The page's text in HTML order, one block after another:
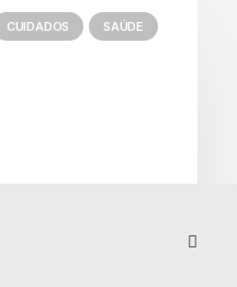
CUIDADOS SAÚDE